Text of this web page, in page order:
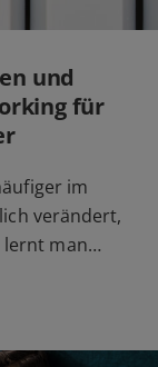
und
für
im
verändert,
lernt man…